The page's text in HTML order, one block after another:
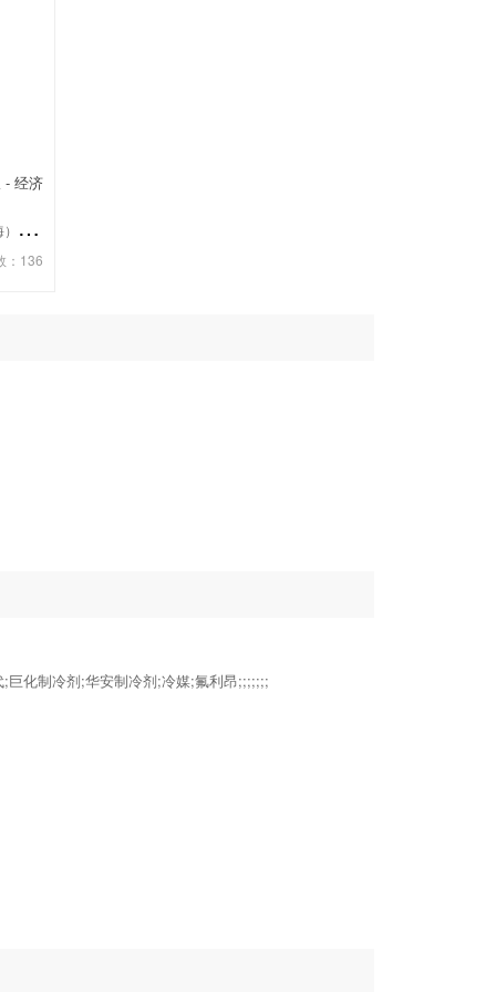
- 经济
德
图仪器国际贸易（上海）有限公司
：136
巨化制冷剂;华安制冷剂;冷媒;氟利昂;;;;;;;